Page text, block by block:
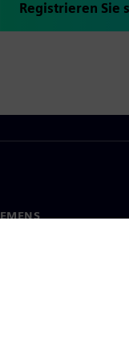
Registrieren Sie